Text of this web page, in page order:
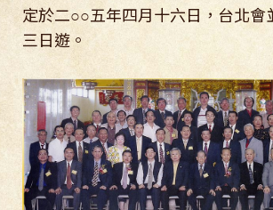
定於二○○五年四月十六日，台北會
三日遊。